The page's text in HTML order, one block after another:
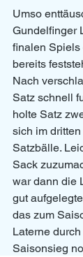
Umso
Gundelfinger
finalen
bereits
Nach
Satz schnell
holte Satz
sich im
Satzbälle.
Sack
war dann die
gut
das zum
Laterne
Saisonsieg